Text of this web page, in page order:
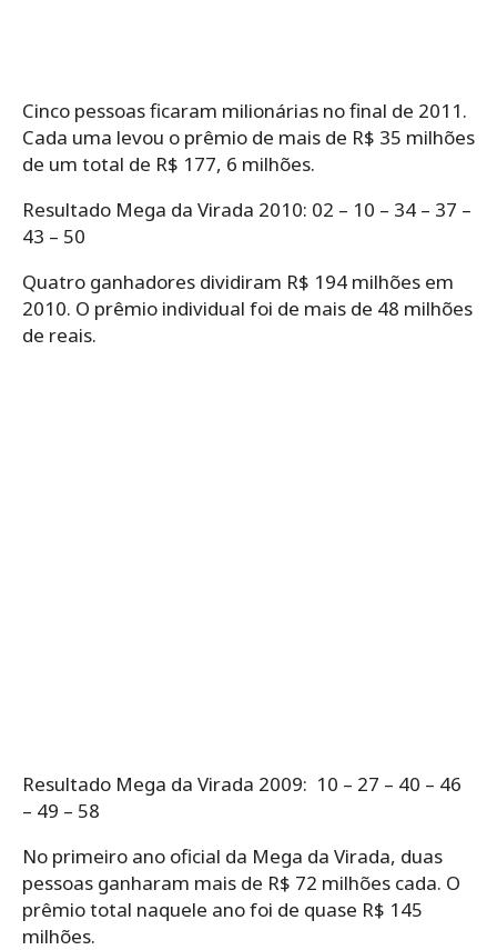
Cinco pessoas ficaram milionárias no final de 2011.
Cada uma levou o prêmio de mais de R$ 35 milhões
de um total de R$ 177, 6 milhões.
Resultado Mega da Virada 2010: 02 – 10 – 34 – 37 –
43 – 50
Quatro ganhadores dividiram R$ 194 milhões em
2010. O prêmio individual foi de mais de 48 milhões
de reais.
Resultado Mega da Virada 2009: 10 – 27 – 40 – 46
– 49 – 58
No primeiro ano oficial da Mega da Virada, duas
pessoas ganharam mais de R$ 72 milhões cada. O
prêmio total naquele ano foi de quase R$ 145
milhões.